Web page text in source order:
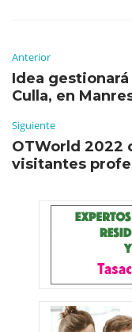
Anterior
Idea
Culla, en
Siguiente
OTWorld 2022
visitantes